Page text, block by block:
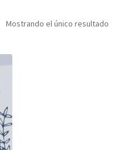
Mostrando el único resultado